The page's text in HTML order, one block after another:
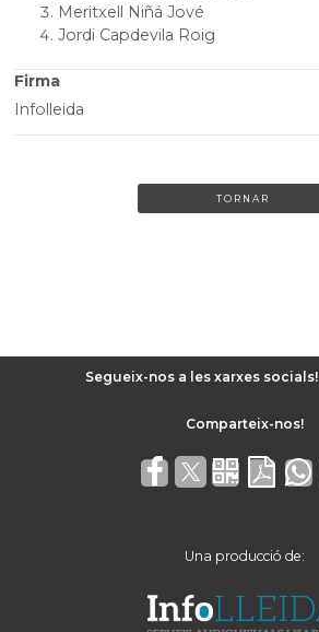
Meritxell Niñá Jové
Jordi Capdevila Roig
Firma
Infolleida
TORNAR
Segueix-nos a les xarxes socials!
Una producció de: